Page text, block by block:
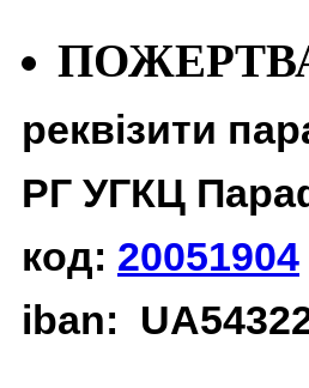
реквізити
РГ УГКЦ
код: 20051904
iban: